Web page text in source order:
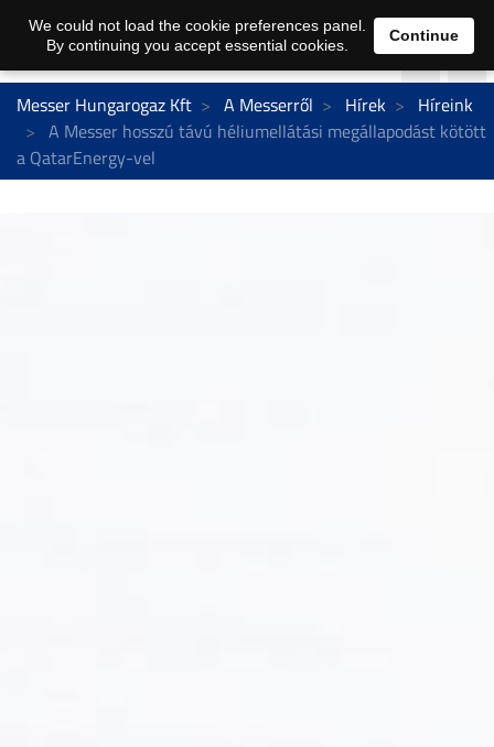
Messer Hungarogaz Kft A Messerről Hírek
Híreink
A Messer hosszú távú héliumellátási megállapodást kötött
a QatarEnergy-vel
We could not load the cookie preferences panel.
By continuing you accept essential cookies.
Continue